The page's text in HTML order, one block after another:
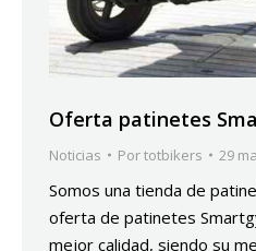
Oferta patinetes
Noticias Portotbikers 29
Somos una tienda de
oferta de patinetes
mejor calidad, siendo su